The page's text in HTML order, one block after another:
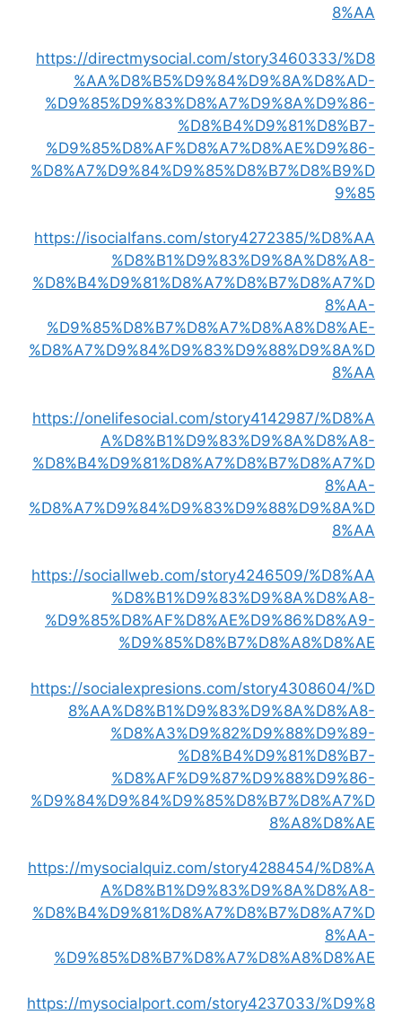
8%AA
https://directmysocial.com/story3460333/%D8
%AA%D8%B5%D9%84%D9%8A%D8%AD-
%D9%85%D9%83%D8%A7%D9%8A%D9%86-
%D8%B4%D9%81%D8%B7-
%D9%85%D8%AF%D8%A7%D8%AE%D9%86-
%D8%A7%D9%84%D9%85%D8%B7%D8%B9%D
9%85
https://isocialfans.com/story4272385/%D8%AA
%D8%B1%D9%83%D9%8A%D8%A8-
%D8%B4%D9%81%D8%A7%D8%B7%D8%A7%D
8%AA-
%D9%85%D8%B7%D8%A7%D8%A8%D8%AE-
%D8%A7%D9%84%D9%83%D9%88%D9%8A%D
8%AA
https://onelifesocial.com/story4142987/%D8%A
A%D8%B1%D9%83%D9%8A%D8%A8-
%D8%B4%D9%81%D8%A7%D8%B7%D8%A7%D
8%AA-
%D8%A7%D9%84%D9%83%D9%88%D9%8A%D
8%AA
https://sociallweb.com/story4246509/%D8%AA
%D8%B1%D9%83%D9%8A%D8%A8-
%D9%85%D8%AF%D8%AE%D9%86%D8%A9-
%D9%85%D8%B7%D8%A8%D8%AE
https://socialexpresions.com/story4308604/%D
8%AA%D8%B1%D9%83%D9%8A%D8%A8-
%D8%A3%D9%82%D9%88%D9%89-
%D8%B4%D9%81%D8%B7-
%D8%AF%D9%87%D9%88%D9%86-
%D9%84%D9%84%D9%85%D8%B7%D8%A7%D
8%A8%D8%AE
https://mysocialquiz.com/story4288454/%D8%A
A%D8%B1%D9%83%D9%8A%D8%A8-
%D8%B4%D9%81%D8%A7%D8%B7%D8%A7%D
8%AA-
%D9%85%D8%B7%D8%A7%D8%A8%D8%AE
https://mysocialport.com/story4237033/%D9%8